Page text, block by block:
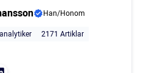
Han/Honom
2171 Artiklar